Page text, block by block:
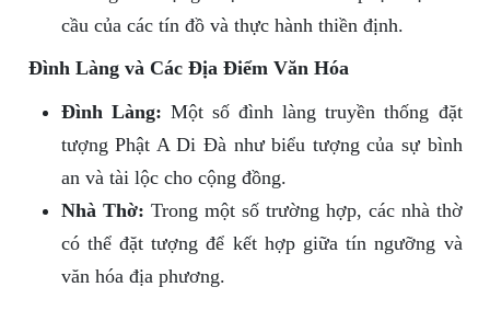
cầu của các tín đồ và thực hành thiền định.
Đình Làng và Các Địa Điểm Văn Hóa
Đình Làng: Một số đình làng truyền thống đặt
tượng Phật A Di Đà như biểu tượng của sự bình
an và tài lộc cho cộng đồng.
Nhà Thờ: Trong một số trường hợp, các nhà thờ
có thể đặt tượng để kết hợp giữa tín ngưỡng và
văn hóa địa phương.